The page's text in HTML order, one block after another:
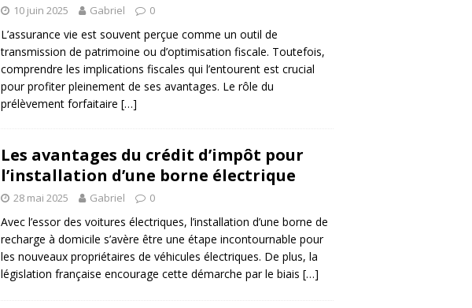
10 juin 2025 Gabriel 0
L’assurance vie est souvent perçue comme un outil de
transmission de patrimoine ou d’optimisation fiscale. Toutefois,
comprendre les implications fiscales qui l’entourent est crucial
pour profiter pleinement de ses avantages. Le rôle du
prélèvement forfaitaire […]
Les avantages du crédit d’impôt pour
l’installation d’une borne électrique
28 mai 2025 Gabriel 0
Avec l’essor des voitures électriques, l’installation d’une borne de
recharge à domicile s’avère être une étape incontournable pour
les nouveaux propriétaires de véhicules électriques. De plus, la
législation française encourage cette démarche par le biais […]